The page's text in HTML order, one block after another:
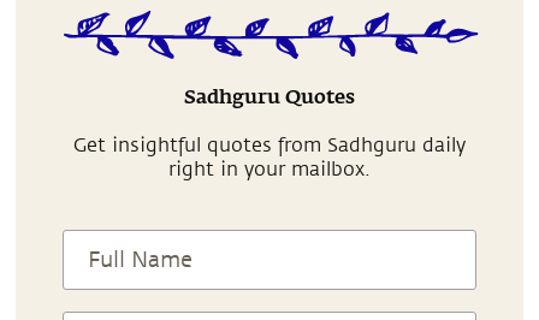
Sadhguru Quotes
Get insightful quotes from Sadhguru daily
right in your mailbox.